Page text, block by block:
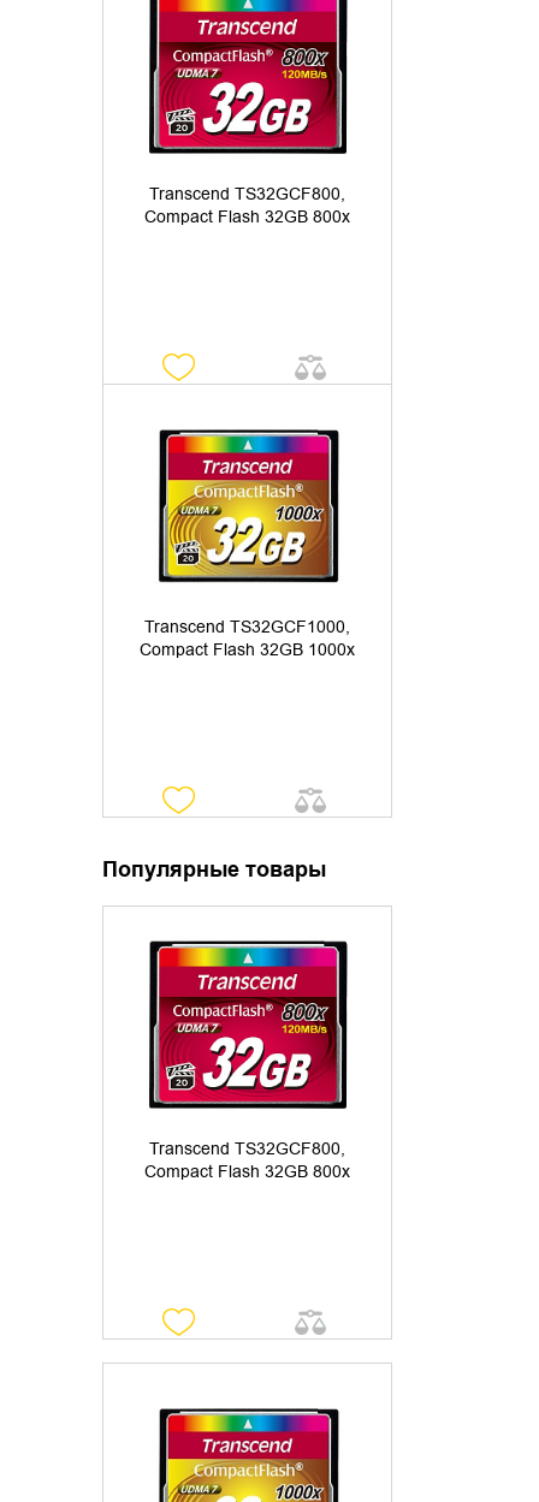
Transcend TS32GCF800,
Compact Flash 32GB 800x
УТОЧНИТЬ НАЛИЧИЕ
Transcend TS32GCF1000,
Compact Flash 32GB 1000x
УТОЧНИТЬ НАЛИЧИЕ
Популярные товары
Transcend TS32GCF800,
Compact Flash 32GB 800x
УТОЧНИТЬ НАЛИЧИЕ
УТОЧНИТЬ НАЛИЧИЕ